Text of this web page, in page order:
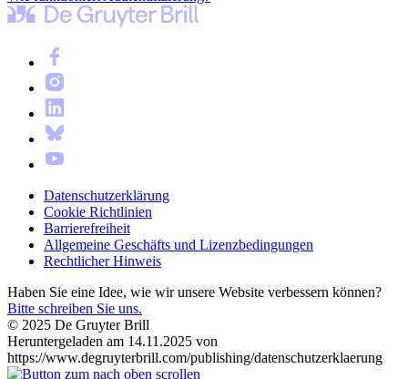
Datenschutzerklärung
Cookie Richtlinien
Barrierefreiheit
Allgemeine Geschäfts und Lizenzbedingungen
Rechtlicher Hinweis
Haben Sie eine Idee, wie wir unsere Website verbessern können?
Bitte schreiben Sie uns.
© 2025 De Gruyter Brill
Heruntergeladen am 14.11.2025 von
https://www.degruyterbrill.com/publishing/datenschutzerklaerung